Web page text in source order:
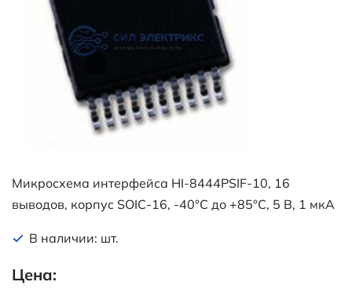
Микросхема интерфейса HI-8444PSIF-10, 16
выводов, корпус SOIC-16, -40°C до +85°C, 5 В, 1 мкА
В наличии: шт.
Цена: